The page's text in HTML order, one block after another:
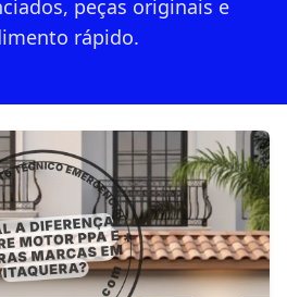
peças originais e
rápido.